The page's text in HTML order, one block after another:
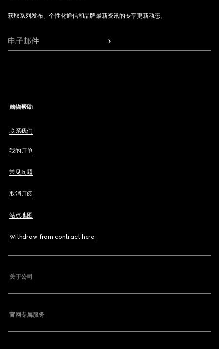
获取系列发布、个性化通信和品牌最新资讯的专享更新动态。
电子邮件
购物帮助
联系我们
我的订单
常见问题
取消订阅
站点地图
Withdraw from contract here
关于公司
官网专属服务